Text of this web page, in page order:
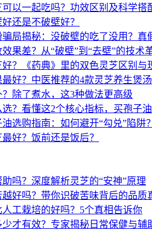
以一起吃吗？功效区别及科学搭
还是不破壁好？
局揭秘：没破壁的吃了没用？真
果差？从“破壁”到“去壁”的技术
？《药典》里的双色灵芝区别与
好？中医推荐的4款灵芝养生煲
除了煮水，这3种做法更高级
？看懂这2个核心指标，买孢子
油选购指南：如何避开“勾兑”陷阱
好？饭前还是饭后？
吗？深度解析灵芝的“安神”原理
好吗？带你识破苦味背后的品质
工栽培的好吗？5个真相告诉你
才有效？专家揭秘日常保健与辅